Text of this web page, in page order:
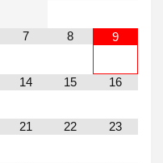
7 8 9
14 15 16
21 22 23